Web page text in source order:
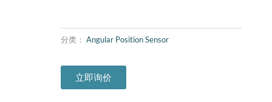
分类： Angular Position Sensor
立即询价